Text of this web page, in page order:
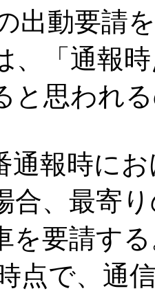
動要請を
、「通報
と思われ
通報時に
合、最寄
を要請す
で、通